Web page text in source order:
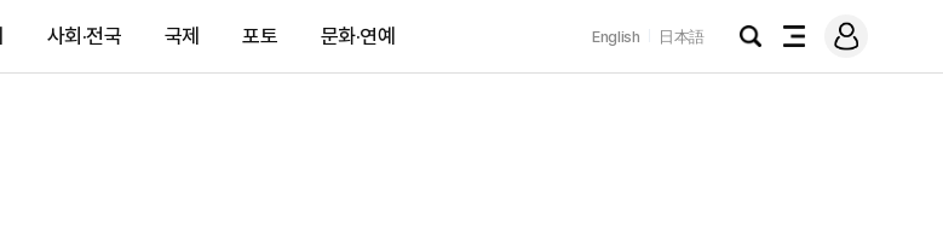
사회·전국 국제 포토 문화·연예 English 日本語
검
전
메
그